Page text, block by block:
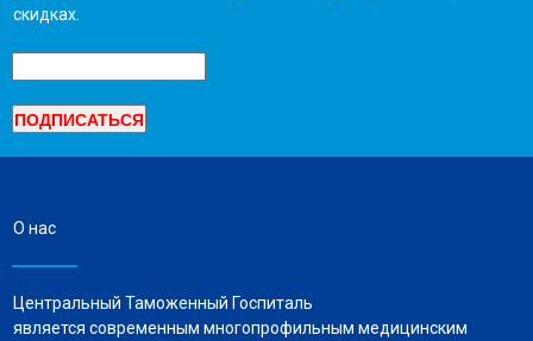
скидках.
О нас
Центральный Таможенный Госпиталь
является современным многопрофильным медицинским